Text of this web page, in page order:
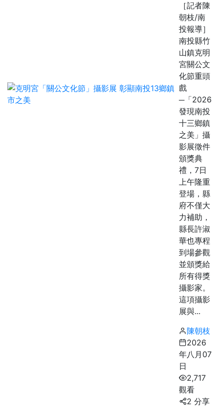
［記者陳
朝枝/南
投報導］
南投縣竹
山鎮克明
宮關公文
化節重頭
戲
─「2026
發現南投
十三鄉鎮
之美」攝
影展徵件
頒獎典
禮，7日
上午隆重
登場，縣
府不僅大
力補助，
縣長許淑
華也專程
到場參觀
並頒獎給
所有得獎
攝影家。
這項攝影
展與...
陳朝枝
2026
年八月07
日
2,717
觀看
2 分享